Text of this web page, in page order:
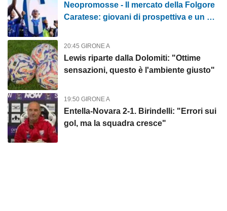
Neopromosse - Il mercato della Folgore
Caratese: giovani di prospettiva e un po'
20:45 GIRONE A
Lewis riparte dalla Dolomiti: "Ottime
sensazioni, questo è l'ambiente giusto"
19:50 GIRONE A
Entella-Novara 2-1. Birindelli: "Errori sui
gol, ma la squadra cresce"